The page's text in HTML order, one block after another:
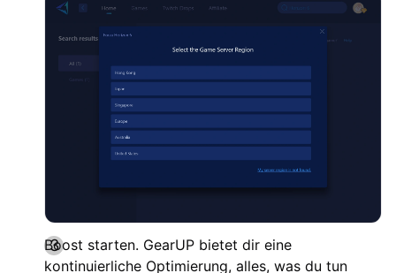
Boost starten. GearUP bietet dir eine
kontinuierliche Optimierung, alles, was du tun